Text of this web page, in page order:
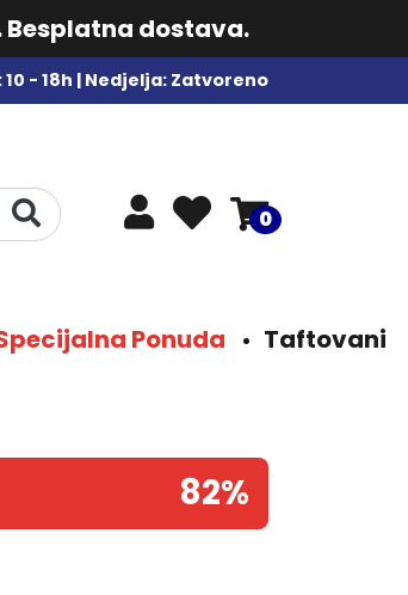
Besplatna dostava.
- 18h | Nedjelja: Zatvoreno
0
Ponuda Taftovani
82%